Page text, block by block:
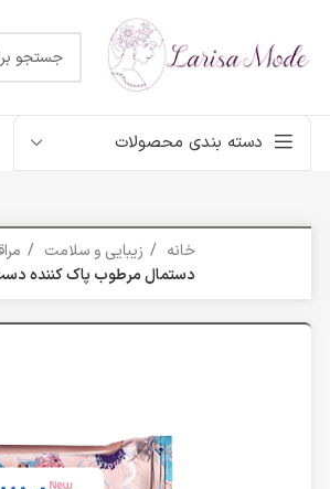
دسته بندی محصولات
خانه زیبایی و سلامت
دستمال مرطوب پاک کننده دست و